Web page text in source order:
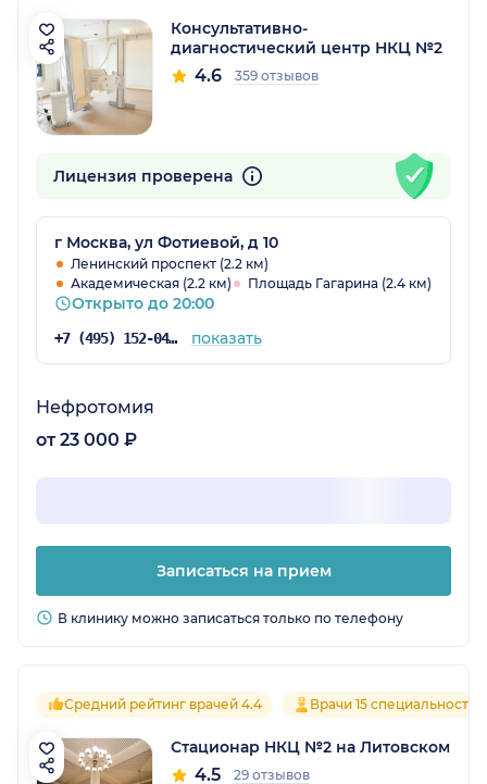
Консультативно-
диагностический центр НКЦ №2
4.6 359 отзывов
Лицензия проверена
г Москва, ул Фотиевой, д 10
Ленинский проспект (2.2 км)
Академическая (2.2 км)
Площадь Гагарина (2.4 км)
Открыто до 20:00
+7 (495) 152-04-54 показать
Нефротомия
от 23 000 ₽
Записаться на прием
В клинику можно записаться только по телефону
Средний рейтинг врачей 4.4 Врачи 15 специальностей
Стационар НКЦ №2 на Литовском
4.5 29 отзывов